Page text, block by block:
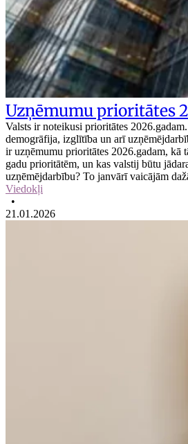
Uzņēmumu prioritātes
Valsts ir noteikusi prioritātes
demogrāfija, izglītība un arī
ir uzņēmumu prioritātes 2026.gadam, kā
gadu prioritātēm, un kas valstij būtu
uzņēmējdarbību? To janvārī vaicājām
Viedokļi
•
21.01.2026